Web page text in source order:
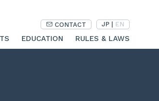
CONTACT JP EN
EDUCATION RULES & LAWS